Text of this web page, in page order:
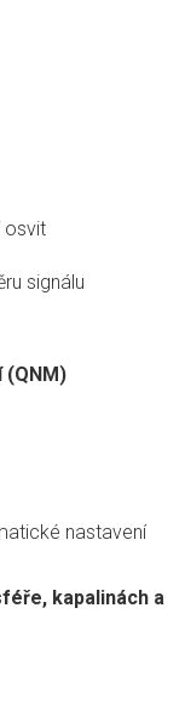
osvit
signálu
nastavení
kapalinách a